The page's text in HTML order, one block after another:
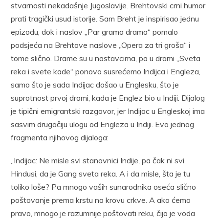
stvarnosti nekadašnje Jugoslavije. Brehtovski crni humor
prati tragički usud istorije. Sam Breht je inspirisao jednu
epizodu, dok i naslov „Par grama drama“ pomalo
podsjeća na Brehtove naslove „Opera za tri groša“ i
tome slično. Drame su u nastavcima, pa u drami „Sveta
reka i svete kade“ ponovo susrećemo Indijca i Engleza,
samo što je sada Indijac došao u Englesku, što je
suprotnost prvoj drami, kada je Englez bio u Indiji. Dijalog
je tipični emigrantski razgovor, jer Indijac u Engleskoj ima
sasvim drugačiju ulogu od Engleza u Indiji. Evo jednog
fragmenta njihovog dijaloga:
„Indijac: Ne misle svi stanovnici Indije, pa čak ni svi
Hindusi, da je Gang sveta reka. A i da misle, šta je tu
toliko loše? Pa mnogo vaših sunarodnika oseća slično
poštovanje prema krstu na krovu crkve. A ako ćemo
pravo, mnogo je razumnije poštovati reku, čija je voda